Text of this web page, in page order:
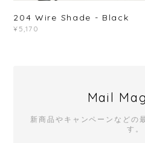
204 Wire Shade - Black
¥5,170
Mail
新商品やキャンペーンなどの
す。